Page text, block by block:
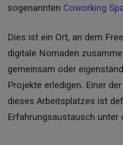
sogenannten Coworking
Dies ist ein Ort, an dem
digitale Nomaden
gemeinsam oder
Projekte erledigen. Einer
dieses Arbeitsplatzes ist
Erfahrungsaustausch unter